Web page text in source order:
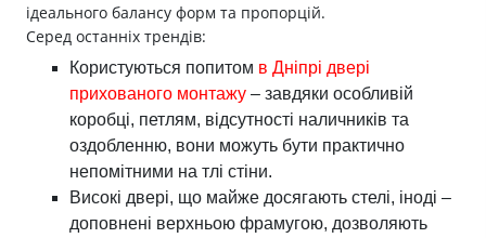
ідеального балансу форм та пропорцій.
Серед останніх трендів:
Користуються попитом в Дніпрі двері
прихованого монтажу – завдяки особливій
коробці, петлям, відсутності наличників та
оздобленню, вони можуть бути практично
непомітними на тлі стіни.
Високі двері, що майже досягають стелі, іноді –
доповнені верхньою фрамугою, дозволяють